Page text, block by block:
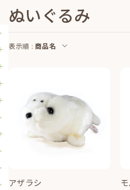
ぬいぐるみ
表示順 : 商品名
アザラシ